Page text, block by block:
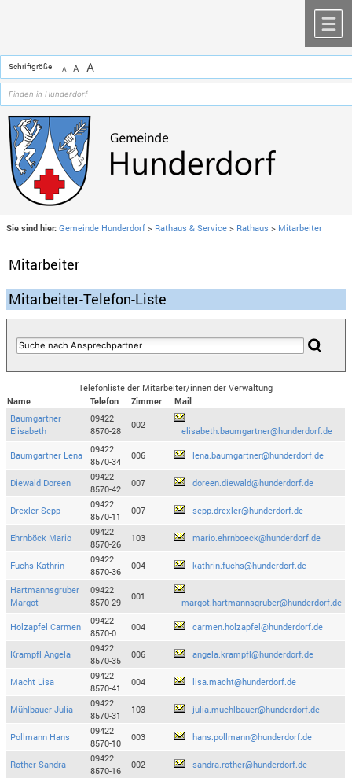
Schriftgröße A A A
Sie sind hier: Gemeinde Hunderdorf > Rathaus & Service > Rathaus > Mitarbeiter
Mitarbeiter
Mitarbeiter-Telefon-Liste
Telefonliste der Mitarbeiter/innen der Verwaltung
Name
Telefon Zimmer
Mail
Baumgartner
Elisabeth
09422
8570-28
002
elisabeth.baumgartner@hunderdorf.de
Baumgartner Lena
09422
8570-34
006 lena.baumgartner@hunderdorf.de
Diewald Doreen
09422
8570-42
007 doreen.diewald@hunderdorf.de
Drexler Sepp
09422
8570-11
007 sepp.drexler@hunderdorf.de
Ehrnböck Mario
09422
8570-26
103 mario.ehrnboeck@hunderdorf.de
Fuchs Kathrin
09422
8570-36
004 kathrin.fuchs@hunderdorf.de
Hartmannsgruber
Margot
09422
8570-29
001
margot.hartmannsgruber@hunderdorf.de
Holzapfel Carmen
09422
8570-0
004 carmen.holzapfel@hunderdorf.de
Krampfl Angela
09422
8570-35
006 angela.krampfl@hunderdorf.de
Macht Lisa
09422
8570-41
004 lisa.macht@hunderdorf.de
Mühlbauer Julia
09422
8570-31
103 julia.muehlbauer@hunderdorf.de
Pollmann Hans
09422
8570-10
003 hans.pollmann@hunderdorf.de
Rother Sandra
09422
8570-16
002 sandra.rother@hunderdorf.de